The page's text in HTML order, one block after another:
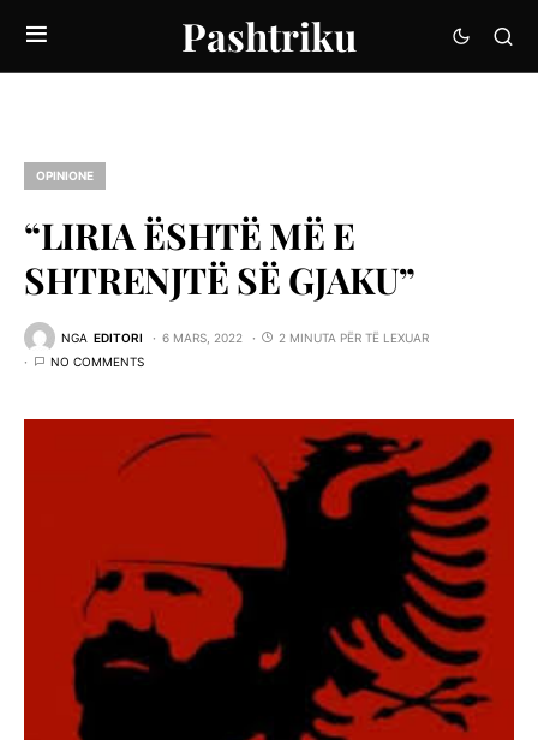
Pashtriku
OPINIONE
“LIRIA ËSHTË MË E
SHTRENJTË SË GJAKU”
NGA EDITORI 6 MARS, 2022
2 MINUTA PËR TË LEXUAR
NO COMMENTS